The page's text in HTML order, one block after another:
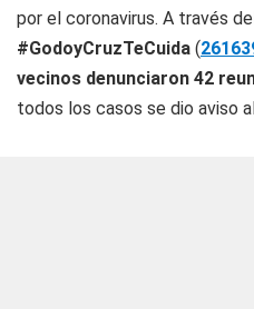
por el coronavirus. A través
#GodoyCruzTeCuida (
vecinos denunciaron 42
todos los casos se dio aviso